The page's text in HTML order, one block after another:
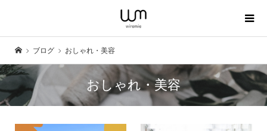
ブログ おしゃれ・美容
おしゃれ・美容